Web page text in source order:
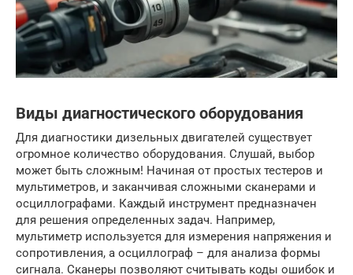
Виды диагностического оборудования
Для диагностики дизельных двигателей существует
огромное количество оборудования. Слушай, выбор
может быть сложным! Начиная от простых тестеров и
мультиметров, и заканчивая сложными сканерами и
осциллографами. Каждый инструмент предназначен
для решения определенных задач. Например,
мультиметр используется для измерения напряжения и
сопротивления, а осциллограф – для анализа формы
сигнала. Сканеры позволяют считывать коды ошибок и